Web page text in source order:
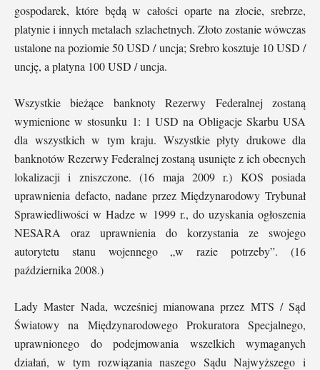
gospodarek, które będą w całości oparte na złocie, srebrze,
platynie i innych metalach szlachetnych. Złoto zostanie wówczas
ustalone na poziomie 50 USD / uncja; Srebro kosztuje 10 USD /
uncję, a platyna 100 USD / uncja.
Wszystkie bieżące banknoty Rezerwy Federalnej zostaną
wymienione w stosunku 1: 1 USD na Obligacje Skarbu USA
dla wszystkich w tym kraju. Wszystkie płyty drukowe dla
banknotów Rezerwy Federalnej zostaną usunięte z ich obecnych
lokalizacji i zniszczone. (16 maja 2009 r.) KOS posiada
uprawnienia defacto, nadane przez Międzynarodowy Trybunał
Sprawiedliwości w Hadze w 1999 r., do uzyskania ogłoszenia
NESARA oraz uprawnienia do korzystania ze swojego
autorytetu stanu wojennego „w razie potrzeby”. (16
października 2008.)
Lady Master Nada, wcześniej mianowana przez MTS / Sąd
Światowy na Międzynarodowego Prokuratora Specjalnego,
uprawnionego do podejmowania wszelkich wymaganych
działań, w tym rozwiązania naszego Sądu Najwyższego i